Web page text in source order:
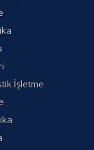
İşletme